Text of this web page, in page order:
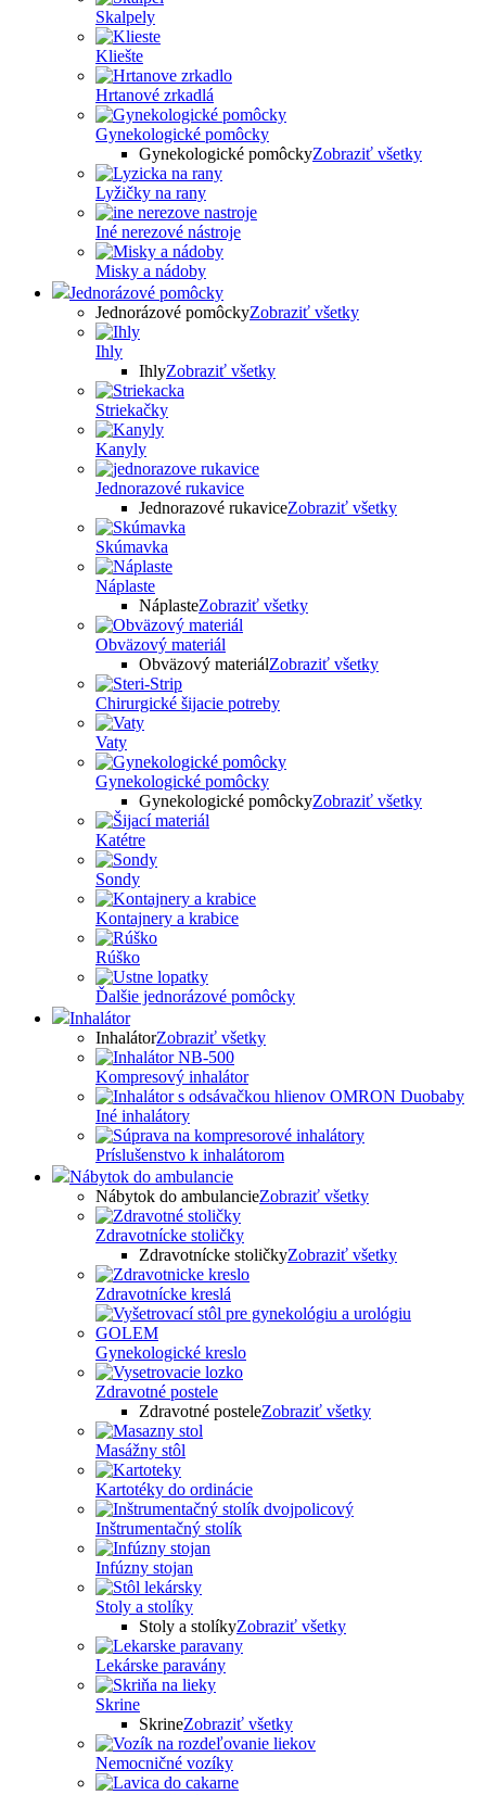
Skalpely
Kliešte
Hrtanové zrkadlá
Gynekologické pomôcky
Gynekologické pomôckyZobraziť všetky
Lyžičky na rany
Iné nerezové nástroje
Misky a nádoby
Jednorázové pomôcky
Jednorázové pomôckyZobraziť všetky
Ihly
IhlyZobraziť všetky
Striekačky
Kanyly
Jednorazové rukavice
Jednorazové rukaviceZobraziť všetky
Skúmavka
Náplaste
NáplasteZobraziť všetky
Obväzový materiál
Obväzový materiálZobraziť všetky
Chirurgické šijacie potreby
Vaty
Gynekologické pomôcky
Gynekologické pomôckyZobraziť všetky
Katétre
Sondy
Kontajnery a krabice
Rúško
Ďalšie jednorázové pomôcky
Inhalátor
InhalátorZobraziť všetky
Kompresový inhalátor
Iné inhalátory
Príslušenstvo k inhalátorom
Nábytok do ambulancie
Nábytok do ambulancieZobraziť všetky
Zdravotnícke stoličky
Zdravotnícke stoličkyZobraziť všetky
Zdravotnícke kreslá
Gynekologické kreslo
Zdravotné postele
Zdravotné posteleZobraziť všetky
Masážny stôl
Kartotéky do ordinácie
Inštrumentačný stolík
Infúzny stojan
Stoly a stolíky
Stoly a stolíkyZobraziť všetky
Lekárske paravány
Skrine
SkrineZobraziť všetky
Nemocničné vozíky